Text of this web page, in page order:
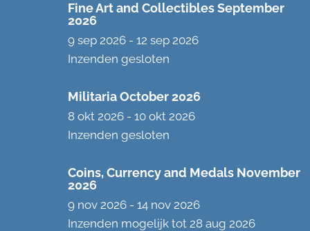
Fine Art and Collectibles September
2026
9 sep 2026 - 12 sep 2026
Inzenden gesloten
Militaria October 2026
8 okt 2026 - 10 okt 2026
Inzenden gesloten
Coins, Currency and Medals November
2026
9 nov 2026 - 14 nov 2026
Inzenden mogelijk tot 28 aug 2026